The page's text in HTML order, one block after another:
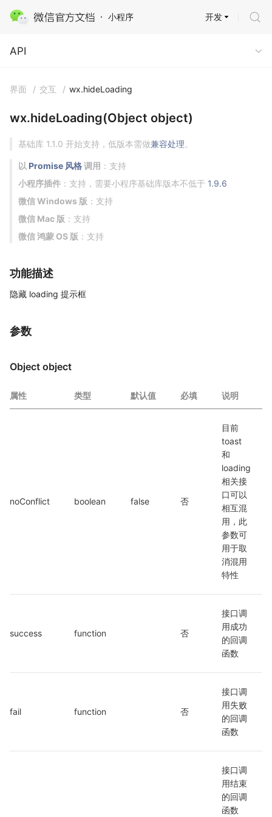
小程序
API
开发
API
界面 / 交互 / wx.hideLoading
wx.hideLoading(Object object)
基础库 1.1.0 开始支持，低版本需做兼容处理。
以 Promise 风格调用 ：支持
小程序插件 ：支持，需要小程序基础库版本不低于 1.9.6
微信 Windows 版 ：支持
微信 Mac 版 ：支持
微信 鸿蒙 OS 版 ：支持
功能描述
隐藏 loading 提示框
参数
Object object
属性 类型 默认值 必填 说明
noConflict boolean false 否
目前
toast
和
loading
相关接
口可以
相互混
用，此
参数可
用于取
消混用
特性
success function 否
接口调
用成功
的回调
函数
fail function 否
接口调
用失败
的回调
函数
接口调
用结束
的回调
函数